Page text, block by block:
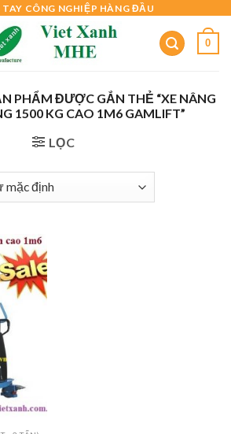
TAY CÔNG NGHIỆP HÀNG ĐẦU
0
PHẨM ĐƯỢC GẮN THẺ “XE NÂNG
1500 KG CAO 1M6 GAMLIFT”
LỌC